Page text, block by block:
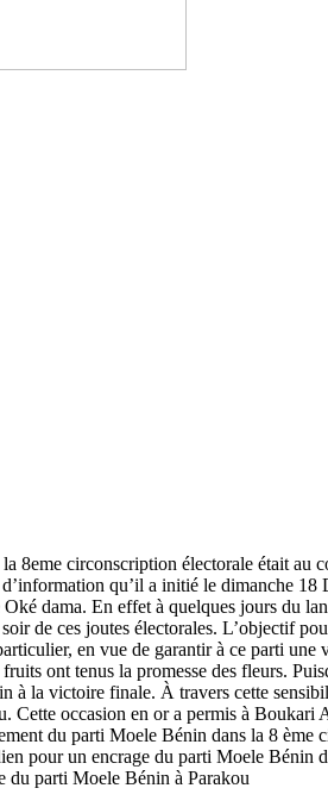
circonscription électorale était au
qu’il a initié le dimanche
dama. En effet à quelques jours du
de ces joutes électorales. L’objectif
en vue de garantir à ce parti
ont tenus la promesse des fleurs.
la victoire finale. À travers cette
occasion en or a permis à
du parti Moele Bénin dans la 8 ème
pour un encrage du parti Moele Bénin
du parti Moele Bénin à Parakou